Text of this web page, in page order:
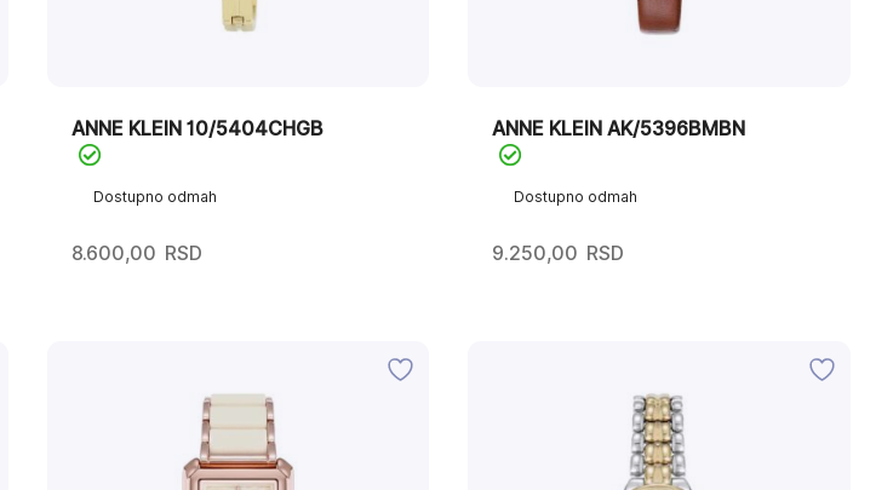
Dostupno odmah
ANNE KLEIN 10/5404CHGB
8.600,00 RSD
Dostupno odmah
ANNE KLEIN AK/5396BMBN
9.250,00 RSD